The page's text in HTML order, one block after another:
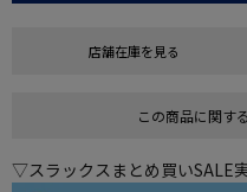
店舗在庫を見る
この商品に関す
▽スラックスまとめ買いSALE